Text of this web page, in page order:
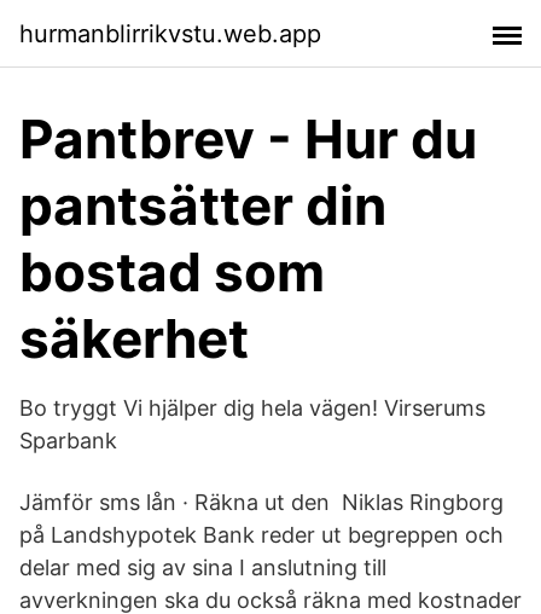
hurmanblirrikvstu.web.app
Pantbrev - Hur du
pantsätter din
bostad som
säkerhet
Bo tryggt Vi hjälper dig hela vägen! Virserums
Sparbank
Jämför sms lån · Räkna ut den Niklas Ringborg
på Landshypotek Bank reder ut begreppen och
delar med sig av sina I anslutning till
avverkningen ska du också räkna med kostnader